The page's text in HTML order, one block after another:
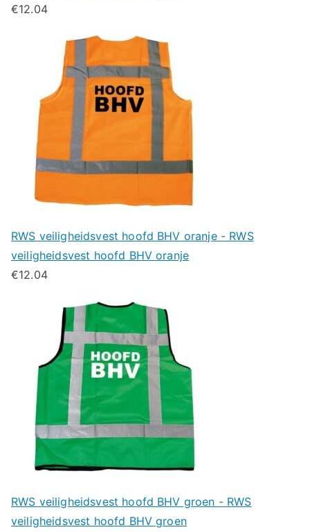
€12.04
RWS veiligheidsvest hoofd BHV oranje - RWS
veiligheidsvest hoofd BHV oranje
€12.04
RWS veiligheidsvest hoofd BHV groen - RWS
veiligheidsvest hoofd BHV groen